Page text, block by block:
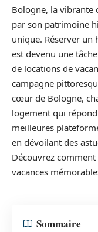
Bologne, la vibrante
par son patrimoine
unique. Réserver un
est devenu une
de locations de
campagne
cœur de Bologne,
logement qui
meilleures
en dévoilant des
Découvrez
vacances
Sommaire